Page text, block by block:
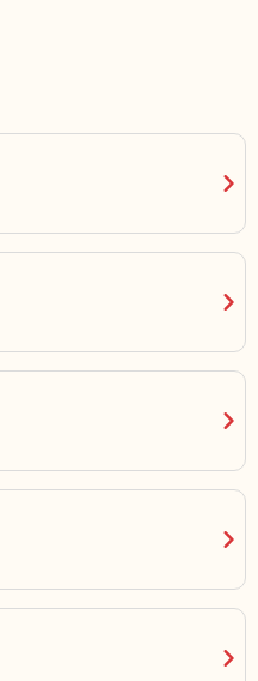
chevron_right
chevron_right
chevron_right
chevron_right
chevron_right